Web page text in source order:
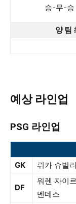
승-무-승
양 팀
예상 라인업
PSG 라인업
GK
뤼카 슈발
DF
워렌 자이
멘데스